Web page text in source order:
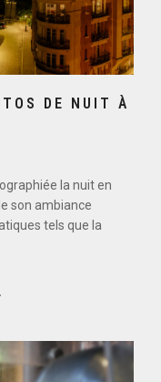
DE NUIT À
la nuit en
son ambiance
tels que la